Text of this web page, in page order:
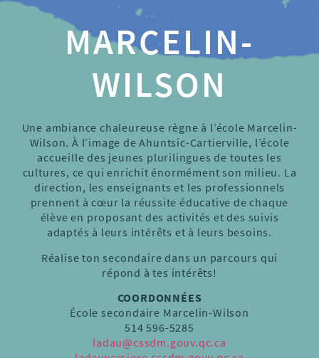
MARCELIN-
WILSON
Une ambiance chaleureuse règne à l’école Marcelin-
Wilson. À l’image de Ahuntsic-Cartierville, l’école
accueille des jeunes plurilingues de toutes les
cultures, ce qui enrichit énormément son milieu. La
direction, les enseignants et les professionnels
prennent à cœur la réussite éducative de chaque
élève en proposant des activités et des suivis
adaptés à leurs intérêts et à leurs besoins.
Réalise ton secondaire dans un parcours qui
répond à tes intérêts!
COORDONNÉES
École secondaire Marcelin-Wilson
514 596-5285
ladau@cssdm.gouv.qc.ca